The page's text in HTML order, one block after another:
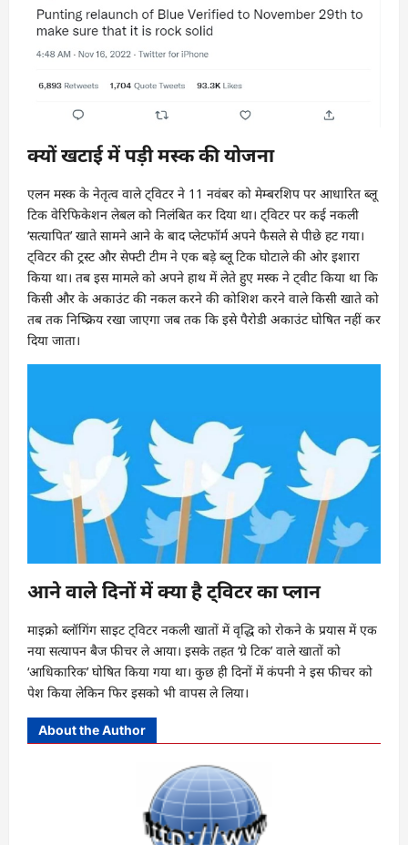
क्यों खटाई में पड़ी मस्क की योजना
एलन मस्क के नेतृत्व वाले ट्विटर ने 11 नवंबर को मेम्बरशिप पर आधारित ब्लू
टिक वेरिफिकेशन लेबल को निलंबित कर दिया था। ट्विटर पर कई नकली
‘सत्यापित’ खाते सामने आने के बाद प्लेटफॉर्म अपने फैसले से पीछे हट गया।
ट्विटर की ट्रस्ट और सेफ्टी टीम ने एक बड़े ब्लू टिक घोटाले की ओर इशारा
किया था। तब इस मामले को अपने हाथ में लेते हुए मस्क ने ट्वीट किया था कि
किसी और के अकाउंट की नकल करने की कोशिश करने वाले किसी खाते को
तब तक निष्क्रिय रखा जाएगा जब तक कि इसे पैरोडी अकाउंट घोषित नहीं कर
दिया जाता।
आने वाले दिनों में क्या है ट्विटर का प्लान
माइक्रो ब्लॉगिंग साइट ट्विटर नकली खातों में वृद्धि को रोकने के प्रयास में एक
नया सत्यापन बैज फीचर ले आया। इसके तहत ‘ग्रे टिक’ वाले खातों को
‘आधिकारिक’ घोषित किया गया था। कुछ ही दिनों में कंपनी ने इस फीचर को
पेश किया लेकिन फिर इसको भी वापस ले लिया।
About the Author